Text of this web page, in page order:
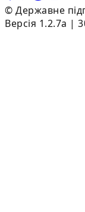
© Державне
Версія 1.2.7a |